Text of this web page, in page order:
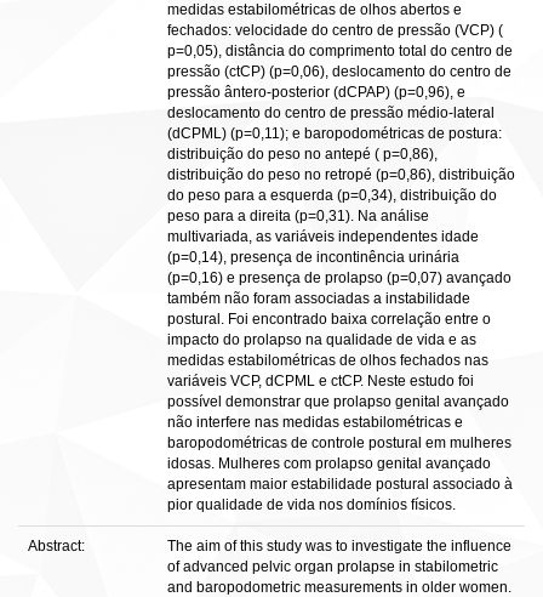
medidas estabilométricas de olhos abertos e
fechados: velocidade do centro de pressão (VCP) (
p=0,05), distância do comprimento total do centro de
pressão (ctCP) (p=0,06), deslocamento do centro de
pressão ântero-posterior (dCPAP) (p=0,96), e
deslocamento do centro de pressão médio-lateral
(dCPML) (p=0,11); e baropodométricas de postura:
distribuição do peso no antepé ( p=0,86),
distribuição do peso no retropé (p=0,86), distribuição
do peso para a esquerda (p=0,34), distribuição do
peso para a direita (p=0,31). Na análise
multivariada, as variáveis independentes idade
(p=0,14), presença de incontinência urinária
(p=0,16) e presença de prolapso (p=0,07) avançado
também não foram associadas a instabilidade
postural. Foi encontrado baixa correlação entre o
impacto do prolapso na qualidade de vida e as
medidas estabilométricas de olhos fechados nas
variáveis VCP, dCPML e ctCP. Neste estudo foi
possível demonstrar que prolapso genital avançado
não interfere nas medidas estabilométricas e
baropodométricas de controle postural em mulheres
idosas. Mulheres com prolapso genital avançado
apresentam maior estabilidade postural associado à
pior qualidade de vida nos domínios físicos.
Abstract:
The aim of this study was to investigate the influence
of advanced pelvic organ prolapse in stabilometric
and baropodometric measurements in older women.